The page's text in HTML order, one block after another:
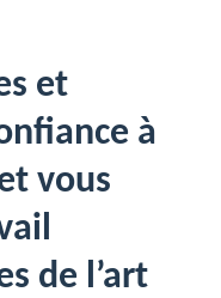
et
à
vous
de l’art